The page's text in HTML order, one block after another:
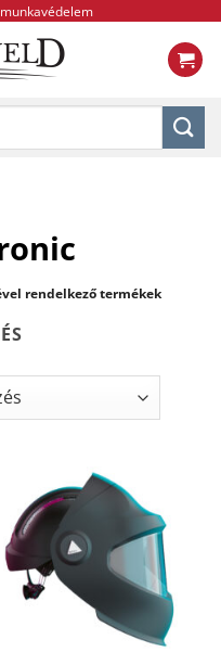
rendelkező termékek